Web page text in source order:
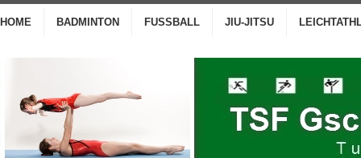
HOME BADMINTON FUSSBALL JIU-JITSU